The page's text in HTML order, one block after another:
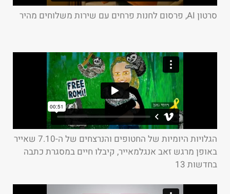
סרטון AI, פרסום לחנות פרחים עם שירות משלוחים מהיר
הגלויות היומיות של החטופים והנרצחים של ה-7.10 שאייר
באופן מרגש זאב אנגלמאייר, קיבלו חיים במסגרת כתבה
בחדשות 13